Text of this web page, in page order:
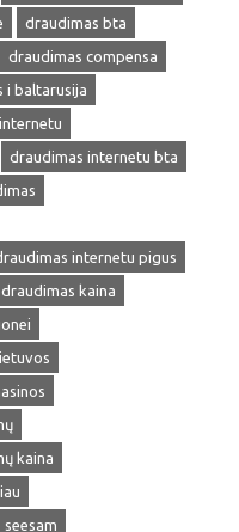
draudimas bta
draudimas compensa
i baltarusija
draudimas internetu bta
internetu pigus
draudimas kaina
kaina